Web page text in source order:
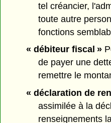
tel créancier,
toute autre
fonctions
« débiteur fiscal »
de payer une
remettre le
« déclaration de
assimilée à la
renseignements